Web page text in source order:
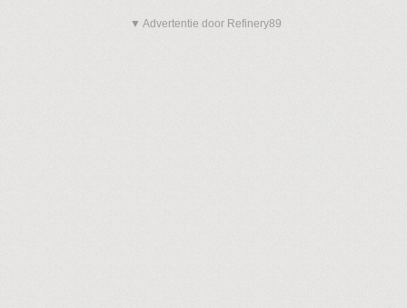
▼ Advertentie door Refinery89